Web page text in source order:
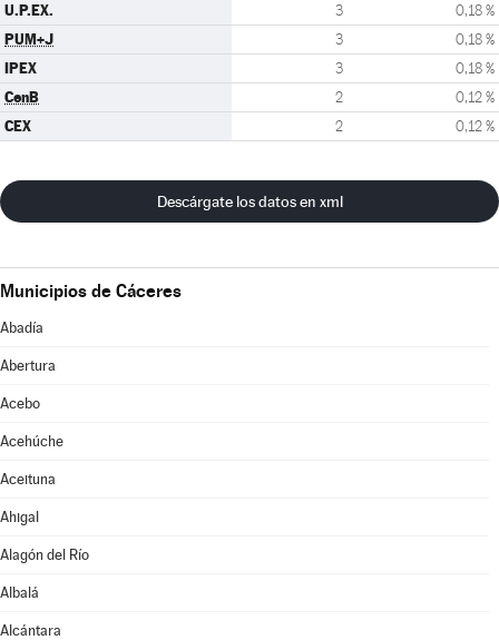
U.P.EX. 3 0,18 %
PUM+J 3 0,18 %
IPEX 3 0,18 %
CenB 2 0,12 %
CEX 2 0,12 %
Descárgate los datos en xml
Municipios de Cáceres
Abadía
Abertura
Acebo
Acehúche
Aceituna
Ahigal
Alagón del Río
Albalá
Alcántara